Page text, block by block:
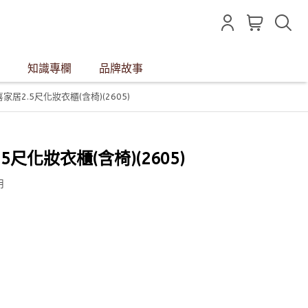
知識專欄 品牌故事
居2.5尺化妝衣櫃(含椅)(2605)
尺化妝衣櫃(含椅)(2605)